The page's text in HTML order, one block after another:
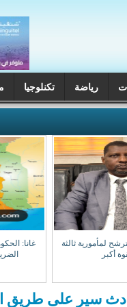
رياضة تكنلوجيا
لمأمورية ثالثة
أكبر
غانا: